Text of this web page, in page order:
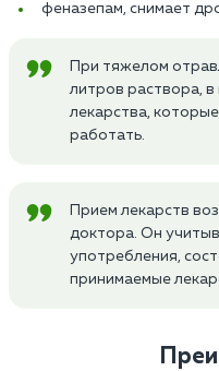
феназепам, снимает
При тяжелом
литров раствора,
лекарства,
работать.
Прием лекарств
доктора. Он
употребления,
принимаемые